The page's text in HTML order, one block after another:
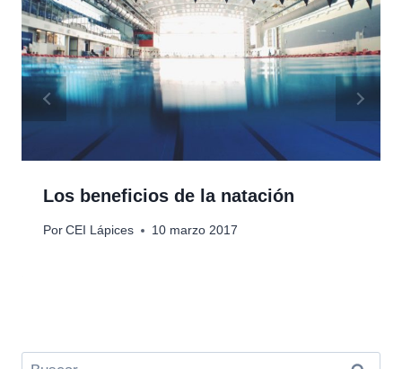
Los beneficios de la natación
Por CEI Lápices 10 marzo 2017
Buscar: